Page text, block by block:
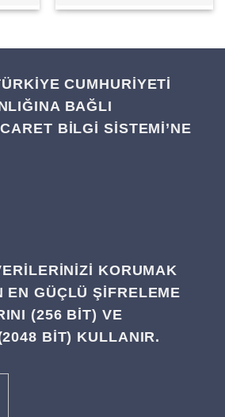
CUMHURİYETİ
BAĞLI
BİLGİ SİSTEMİ’NE
KORUMAK
EN GÜÇLÜ ŞIFRELEME
(256 BIT) VE
BIT) KULLANIR.